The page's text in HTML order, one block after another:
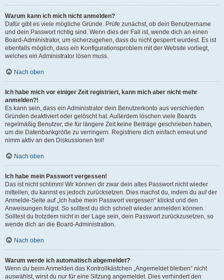
Warum kann ich mich nicht anmelden?
Dafür gibt es viele mögliche Gründe. Prüfe zunächst, ob dein Benutzername
und dein Passwort richtig sind. Wenn dies der Fall ist, wende dich an einen
Board-Administrator, um sicherzugehen, dass du nicht gesperrt wurdest. Es ist
ebenfalls möglich, dass ein Konfigurationsproblem mit der Website vorliegt,
welches ein Administrator lösen muss.
Nach oben
Ich habe mich vor einiger Zeit registriert, kann mich aber nicht mehr
anmelden?!
Es kann sein, dass ein Administrator dein Benutzerkonto aus verschieden
Gründen deaktiviert oder gelöscht hat. Außerdem löschen viele Boards
regelmäßig Benutzer, die für längere Zeit keine Beiträge geschrieben haben,
um die Datenbankgröße zu verringern. Registriere dich einfach erneut und
nimm aktiv an den Diskussionen teil!
Nach oben
Ich habe mein Passwort vergessen!
Das ist nicht schlimm! Wir können dir zwar dein altes Passwort nicht wieder
mitteilen, du kannst es jedoch zurücksetzen. Dies machst du, indem du auf der
Anmelde-Seite auf „Ich habe mein Passwort vergessen“ klickst und den
Anweisungen folgst. So solltest du dich schnell wieder anmelden können.
Solltest du trotzdem nicht in der Lage sein, dein Passwort zurückzusetzen, so
wende dich an die Board-Administration.
Nach oben
Warum werde ich automatisch abgemeldet?
Wenn du beim Anmelden das Kontrollkästchen „Angemeldet bleiben“ nicht
auswählst, wirst du nur für eine Sitzung angemeldet. Dies verhindert den